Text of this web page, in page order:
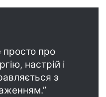
просто про
настрій і
з